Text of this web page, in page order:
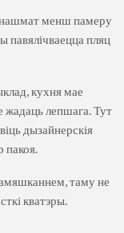
нашмат менш памеру
павялічваецца пляц
кухня мае
жадаць лепшага. Тут
дызайнерскія
пакоя.
таму не
кватэры.